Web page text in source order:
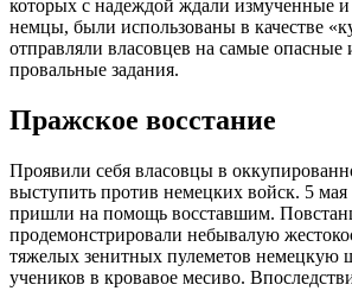
которых с надеждой ждали измученные
немцы, были использованы в качестве
отправляли власовцев на самые опасные
провальные задания.
Пражское восстание
Проявили себя власовцы в
выступить против немецких войск. 5 мая
пришли на помощь восставшим.
продемонстрировали небывалую
тяжелых зенитных пулеметов немецкую
учеников в кровавое месиво.